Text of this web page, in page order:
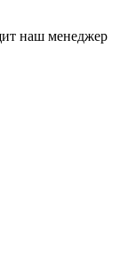
наш менеджер